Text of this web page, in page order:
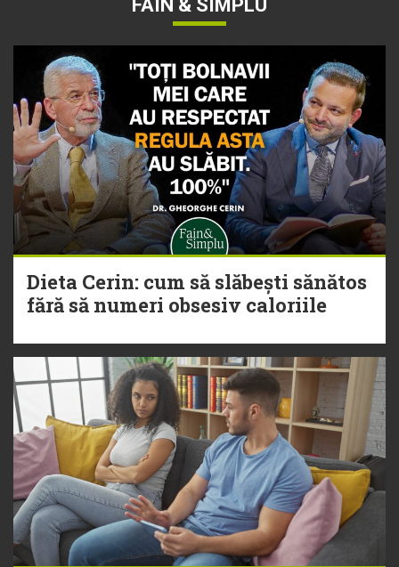
FAIN & SIMPLU
Dieta Cerin: cum să slăbești sănătos
fără să numeri obsesiv caloriile